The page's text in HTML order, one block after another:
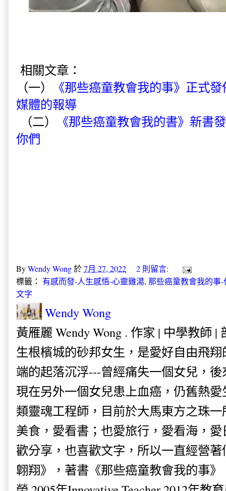
相關文章：
（一）
《那些癌童教會我的事》正式
媒體的報導
（二）
《那些癌童教會我的書》新書
你們
ByWendy Wong於7月 27, 2022
2 則留言:
標籤： 有感而發-人生感悟-心靈雞湯, 那些癌童教會我的事
文字
Wendy Wong
黃雁麗 Wendy Wong . 作家 | 中學教師 |
生根檳城的砂邦女生，是愛好自由飛
端的起落沉浮---曾經痛失一個女兒，
現在另外一個女兒患上血癌，仍舊熱
類靈魂工程師，目前於大馬東方之珠
美食，愛看書；也愛旅行，愛看海，
歡分享，也喜歡文字，所以一直經營
翺翔》，著書《那些癌童教會我的事